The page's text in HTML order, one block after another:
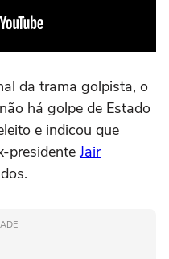
da trama golpista, o
há golpe de Estado
e indicou que
presidente Jair